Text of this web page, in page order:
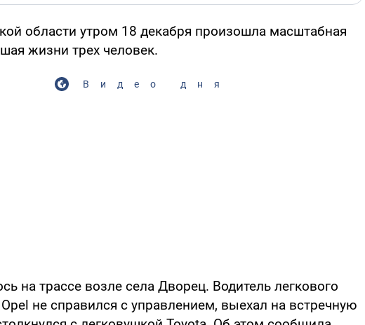
области утром 18 декабря произошла масштабная
жизни трех человек.
Видео дня
на трассе возле села Дворец. Водитель легкового
не справился с управлением, выехал на встречную